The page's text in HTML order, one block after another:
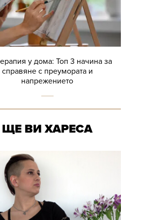
у дома: Топ 3 начина за
справяне с преумората и
напрежението
ЩЕ ВИ ХАРЕСА